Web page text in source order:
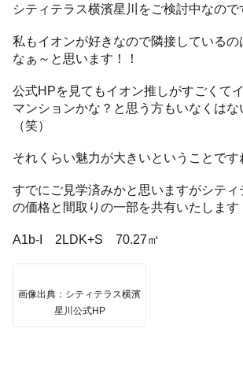
シティテラス横濱星川をご検討中なので
私もイオンが好きなので隣接している
なぁ～と思います！！
公式HPを見てもイオン推しがすごくて
マンションかな？と思う方もいなくはな
（笑）
それくらい魅力が大きいということです
すでにご見学済みかと思いますがシティ
の価格と間取りの一部を共有いたします
A1b-I 2LDK+S 70.27㎡
画像出典：シティテラス横濱
星川公式HP